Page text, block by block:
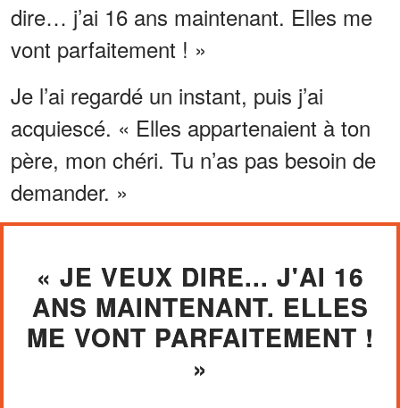
dire… j’ai 16 ans maintenant. Elles me
vont parfaitement ! »
Je l’ai regardé un instant, puis j’ai
acquiescé. « Elles appartenaient à ton
père, mon chéri. Tu n’as pas besoin de
demander. »
« JE VEUX DIRE... J'AI 16
ANS MAINTENANT. ELLES
ME VONT PARFAITEMENT !
»